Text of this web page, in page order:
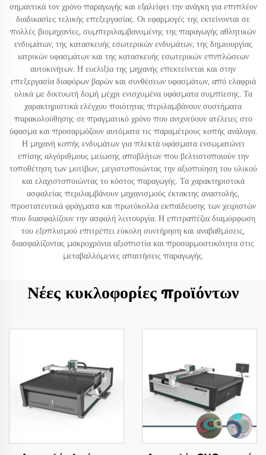
σημαντικά τον χρόνο παραγωγής και εξαλείφει την ανάγκη για επιπλέον
διαδικασίες τελικής επεξεργασίας. Οι εφαρμογές της εκτείνονται σε
πολλές βιομηχανίες, συμπεριλαμβανομένης της παραγωγής αθλητικών
ενδυμάτων, της κατασκευής εσωτερικών ενδυμάτων, της δημιουργίας
ιατρικών υφασμάτων και της κατασκευής εσωτερικών επιπλώσεων
αυτοκινήτων. Η ευελιξία της μηχανής επεκτείνεται και στην
επεξεργασία διαφόρων βαρών και συνθέσεων υφασμάτων, από ελαφριά
υλικά με δικτυωτή δομή μέχρι ενισχυμένα υφάσματα συμπίεσης. Τα
χαρακτηριστικά ελέγχου ποιότητας περιλαμβάνουν συστήματα
παρακολούθησης σε πραγματικό χρόνο που ανιχνεύουν ατέλειες στο
ύφασμα και προσαρμόζουν αυτόματα τις παραμέτρους κοπής ανάλογα.
Η μηχανή κοπής ενδυμάτων για πλεκτά υφάσματα ενσωματώνει
επίσης αλγόριθμους μείωσης αποβλήτων που βελτιστοποιούν την
τοποθέτηση των μοτίβων, μεγιστοποιώντας την αξιοποίηση του υλικού
και ελαχιστοποιώντας το κόστος παραγωγής. Τα χαρακτηριστικά
ασφαλείας περιλαμβάνουν μηχανισμούς έκτακτης αναστολής,
προστατευτικά φράγματα και πρωτόκολλα εκπαίδευσης των χειριστών
που διασφαλίζουν την ασφαλή λειτουργία. Η επιτραπέζια διαμόρφωση
του εξοπλισμού επιτρέπει εύκολη συντήρηση και αναβαθμίσεις,
διασφαλίζοντας μακροχρόνια αξιοπιστία και προσαρμοστικότητα στις
μεταβαλλόμενες απαιτήσεις παραγωγής.
Νέες κυκλοφορίες προϊόντων